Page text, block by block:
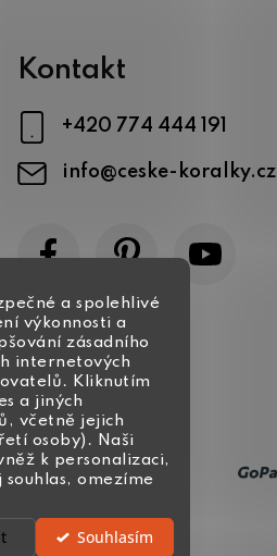
a spolehlivé
výkonnosti a
zásadního
internetových
Kliknutím
a jiných
včetně jejich
osoby). Naši
k personalizaci,
omezíme
Souhlasím
Kontakt
info@ceske-koralky.cz
+420 774 444 191